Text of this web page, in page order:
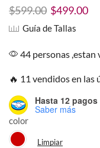
$599.00 El
precio
original
$599.00.
$499.00El
Guía de Tallas
44 personas
🔥 11 vendidos en las
Hasta 12
Saber más
color
Limpiar